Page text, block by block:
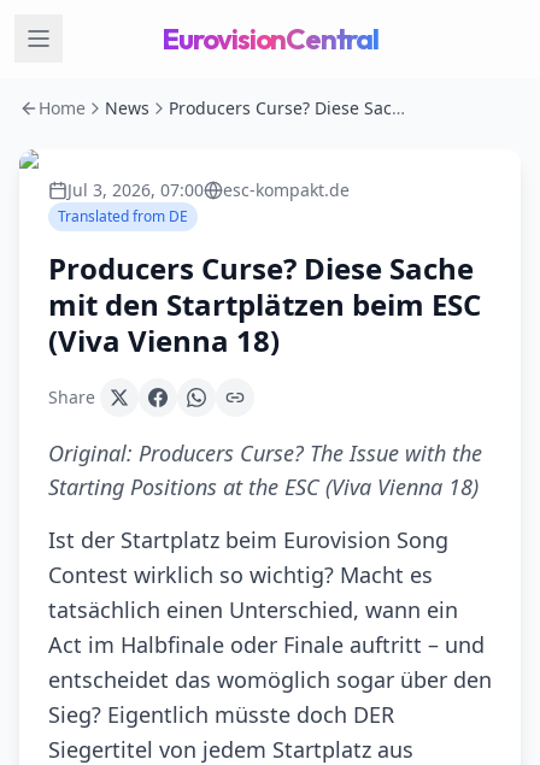
EurovisionCentral
Home News Producers Curse? Diese Sache mit den Startplätzen beim ESC (Viva Vienna 18)
Jul 3, 2026, 07:00 esc-kompakt.de
Translated from DE
Producers Curse? Diese Sache
mit den Startplätzen beim ESC
(Viva Vienna 18)
Share
Original: Producers Curse? The Issue with the
Starting Positions at the ESC (Viva Vienna 18)
Ist der Startplatz beim Eurovision Song
Contest wirklich so wichtig? Macht es
tatsächlich einen Unterschied, wann ein
Act im Halbfinale oder Finale auftritt – und
entscheidet das womöglich sogar über den
Sieg? Eigentlich müsste doch DER
Siegertitel von jedem Startplatz aus